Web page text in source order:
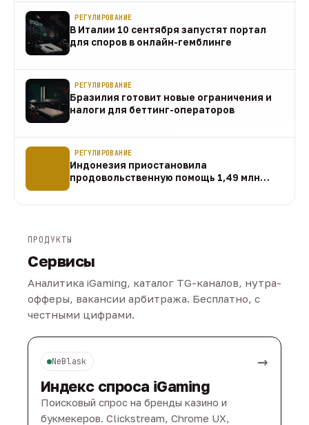
РЕГУЛИРОВАНИЕ
В Италии 10 сентября запустят портал
для споров в онлайн-гемблинге
РЕГУЛИРОВАНИЕ
Бразилия готовит новые ограничения и
налоги для беттинг-операторов
РЕГУЛИРОВАНИЕ
Индонезия приостановила
продовольственную помощь 1,49 млн
ПРОДУКТЫ
Сервисы
Аналитика iGaming, каталог TG-каналов, нутра-
офферы, вакансии арбитража. Бесплатно, с
честными цифрами.
NeBlask →
Индекс спроса iGaming
Поисковый спрос на бренды казино и
букмекеров. Clickstream, Chrome UX,